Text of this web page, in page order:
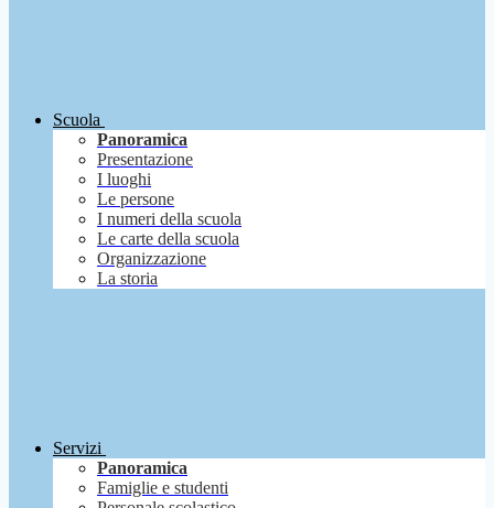
Scuola
Panoramica
Presentazione
I luoghi
Le persone
I numeri della scuola
Le carte della scuola
Organizzazione
La storia
Servizi
Panoramica
Famiglie e studenti